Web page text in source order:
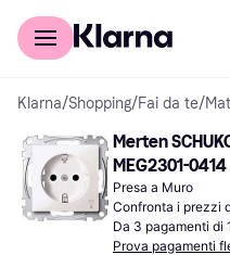
Per il tuo shopping
Klarna/Shopping/Fai da te/
Merten
MEG2301-0414
Presa a Muro
Confronta i prezzi
Da 3 pagamenti di
Prova pagamenti